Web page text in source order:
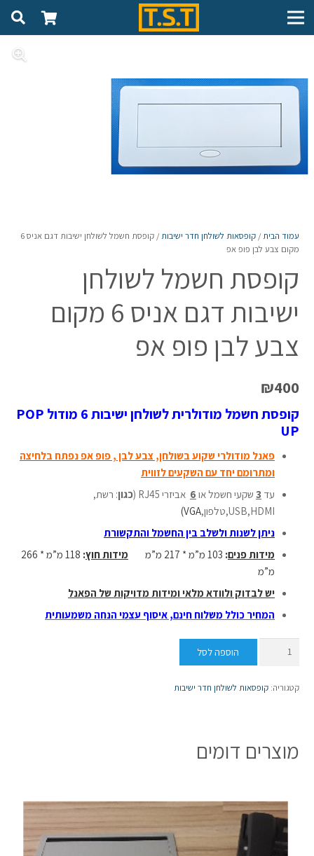
עמוד הבית/ קופסאות לשולחן חדר ישיבות
/ קופסת חשמל לשולחן ישיבות דגם אניס 6
מקום צבע לבן פופ אפ
קופסת חשמל לשולחן
ישיבות דגם אניס 6 מקום
צבע לבן פופ אפ
₪400
קופסת חשמל מודולרית לשולחן ישיבות 6 מודול POP
UP
פאנל מודולרי שקוע בשולחן, צבע לבן , פופ אפ נפתח בלחיצה
ומתרומם יחד עם השקעים לזווית
עד 3 שקעי חשמל או 6 אביזרי RJ45 ( כגון: רשת,
USB,HDMI,טלפון,
VGA)
ניתן לשנות ולשלב בין החשמל והתקשורת
מידות פנים: מידות חוץ:
118 מ”מ * 266
מ”מ
יש לבדוק ולוודא מלאי ומידות מדויקות של הפאנל
המחיר כולל משלוח חינם, איסוף עצמי הנחה משמעותית
כמות
חשמל
דגם
צבע
הוספה לסל
קטגוריה: קופסאות לשולחן חדר ישיבות
מוצרים דומים